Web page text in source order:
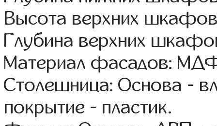
Высота верхних
Глубина верхних
Материал фасадов:
Столешница: Основа -
покрытие - пластик.